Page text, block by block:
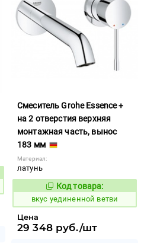
Смеситель Grohe Essence +
на 2 отверстия верхняя
монтажная часть, вынос
183 мм
Материал:
латунь
Код:
185384
Код товара:
вкус уединенной ветви
Цена
29 348 руб./шт